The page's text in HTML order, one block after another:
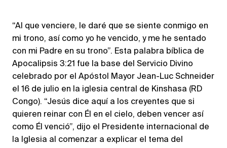
“Al que venciere, le daré que se siente conmigo en
mi trono, así como yo he vencido, y me he sentado
con mi Padre en su trono”. Esta palabra bíblica de
Apocalipsis 3:21 fue la base del Servicio Divino
celebrado por el Apóstol Mayor Jean-Luc Schneider
el 16 de julio en la iglesia central de Kinshasa (RD
Congo). “Jesús dice aquí a los creyentes que si
quieren reinar con Él en el cielo, deben vencer así
como Él venció”, dijo el Presidente internacional de
la Iglesia al comenzar a explicar el tema del